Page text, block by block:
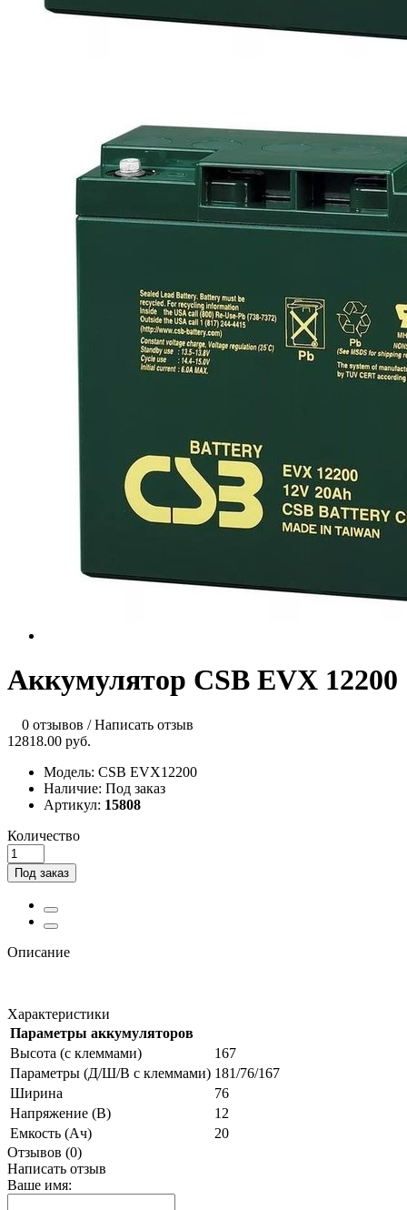
Аккумулятор CSB EVX 12200
0 отзывов /Написать отзыв
12818.00 руб.
Модель: CSB EVX12200
Наличие: Под заказ
Артикул: 15808
Количество
Под заказ
Описание
Характеристики
Параметры аккумуляторов
Высота (с клеммами)
167
Параметры (Д/Ш/В с клеммами) 181/76/167
Ширина
76
Напряжение (В)
12
Емкость (Ач)
20
Отзывов (0)
Написать отзыв
Ваше имя: